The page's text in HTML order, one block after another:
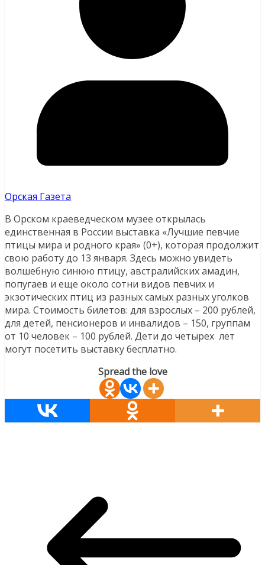
Орская Газета
В Орском краеведческом музее открылась
единственная в России выставка «Лучшие певчие
птицы мира и родного края» (0+), которая продолжит
свою работу до 13 января. Здесь можно увидеть
волшебную синюю птицу, австралийских амадин,
попугаев и еще около сотни видов певчих и
экзотических птиц из разных самых разных уголков
мира. Стоимость билетов: для взрослых – 200 рублей,
для детей, пенсионеров и инвалидов – 150, группам
от 10 человек – 100 рублей. Дети до четырех лет
могут посетить выставку бесплатно.
Spread the love